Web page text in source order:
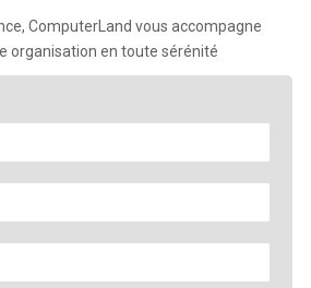
ComputerLand vous accompagne
organisation en toute sérénité